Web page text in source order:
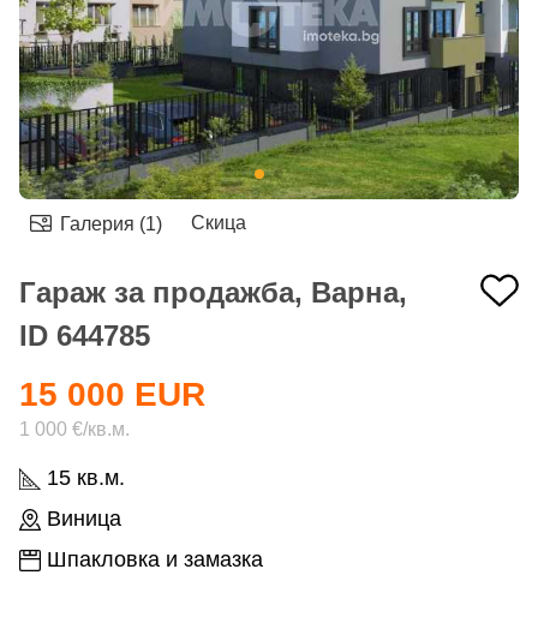
Галерия (1) Скица
Гараж за продажба, Варна,
ID 644785
15 кв.м.
Виница
Шпакловка и замазка
15 000 EUR
1 000 €/кв.м.